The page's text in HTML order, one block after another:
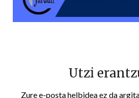
Utzi
Zure e-posta helbidea ez da